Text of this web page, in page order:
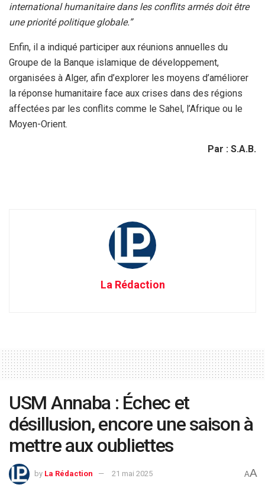
international humanitaire dans les conflits armés doit être
une priorité politique globale.”
Enfin, il a indiqué participer aux réunions annuelles du
Groupe de la Banque islamique de développement,
organisées à Alger, afin d’explorer les moyens d’améliorer
la réponse humanitaire face aux crises dans des régions
affectées par les conflits comme le Sahel, l’Afrique ou le
Moyen-Orient.
Par : S.A.B.
La Rédaction
USM Annaba : Échec et
désillusion, encore une saison à
mettre aux oubliettes
by La Rédaction 21 mai 2025 AA